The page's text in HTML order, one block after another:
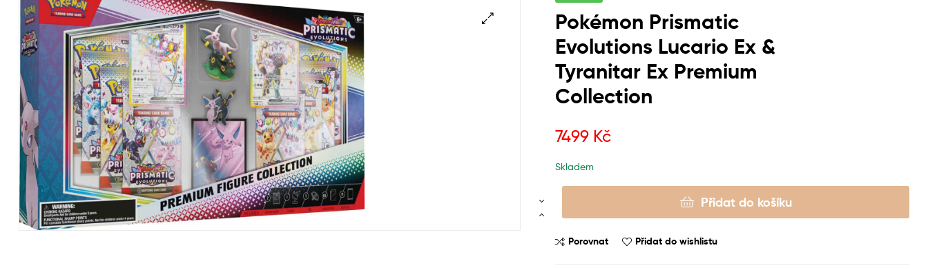
Pokémon Prismatic
Evolutions Lucario Ex &
Tyranitar Ex Premium
Collection
7499 Kč
Skladem
Přidat do košíku
Porovnat Přidat do wishlistu